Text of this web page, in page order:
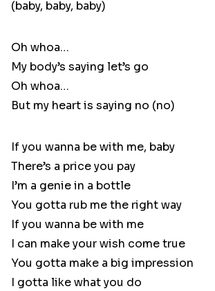
(baby, baby, baby)
Oh whoa…
My body’s saying let’s go
Oh whoa…
But my heart is saying no (no)
If you wanna be with me, baby
There’s a price you pay
I’m a genie in a bottle
You gotta rub me the right way
If you wanna be with me
I can make your wish come true
You gotta make a big impression
I gotta like what you do